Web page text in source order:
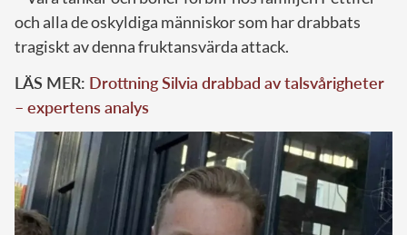
och alla de oskyldiga människor som har drabbats
tragiskt av denna fruktansvärda attack.
LÄS MER: Drottning Silvia drabbad av talsvårigheter
– expertens analys